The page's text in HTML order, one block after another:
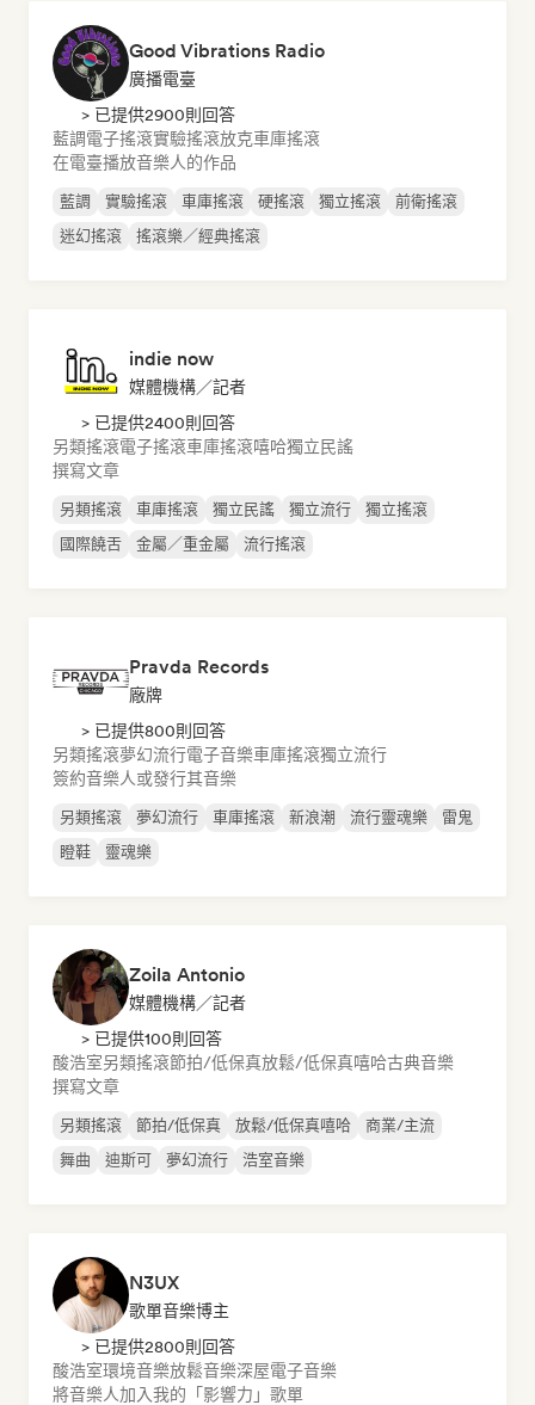
Good Vibrations Radio
廣播電臺
> 已提供2900則回答
藍調電子搖滾實驗搖滾放克車庫搖滾
在電臺播放音樂人的作品
藍調 實驗搖滾 車庫搖滾 硬搖滾 獨立搖滾
前衛搖滾
迷幻搖滾
搖滾樂／經典搖滾
indie now
媒體機構／記者
> 已提供2400則回答
另類搖滾電子搖滾車庫搖滾嘻哈獨立民謠
撰寫文章
另類搖滾 車庫搖滾 獨立民謠 獨立流行
獨立搖滾
國際饒舌
金屬／重金屬 流行搖滾
Pravda Records
廠牌
> 已提供800則回答
另類搖滾夢幻流行電子音樂車庫搖滾獨立流行
簽約音樂人或發行其音樂
另類搖滾 夢幻流行 車庫搖滾 新浪潮 流行靈魂樂
雷鬼
瞪鞋
靈魂樂
Zoila Antonio
媒體機構／記者
> 已提供100則回答
酸浩室另類搖滾節拍/低保真放鬆/低保真嘻哈古典音樂
撰寫文章
另類搖滾 節拍/低保真 放鬆/低保真嘻哈
商業/主流
舞曲
迪斯可 夢幻流行 浩室音樂
N3UX
歌單音樂博主
> 已提供2800則回答
酸浩室環境音樂放鬆音樂深屋電子音樂
將音樂人加入我的「影響力」歌單